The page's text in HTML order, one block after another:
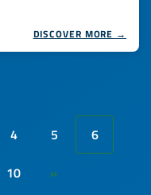
DISCOVER MORE →
4 5
6
10 »